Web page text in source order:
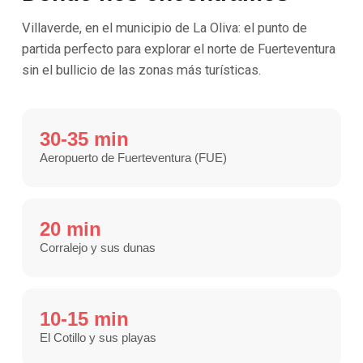
Villaverde, en el municipio de La Oliva: el punto de
partida perfecto para explorar el norte de Fuerteventura
sin el bullicio de las zonas más turísticas.
30-35 min
Aeropuerto de Fuerteventura (FUE)
20 min
Corralejo y sus dunas
10-15 min
El Cotillo y sus playas